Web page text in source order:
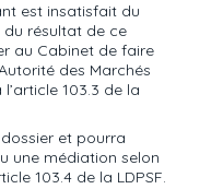
est insatisfait du
résultat de ce
au Cabinet de faire
des Marchés
103.3 de la
et pourra
une médiation selon
103.4 de la LDPSF.